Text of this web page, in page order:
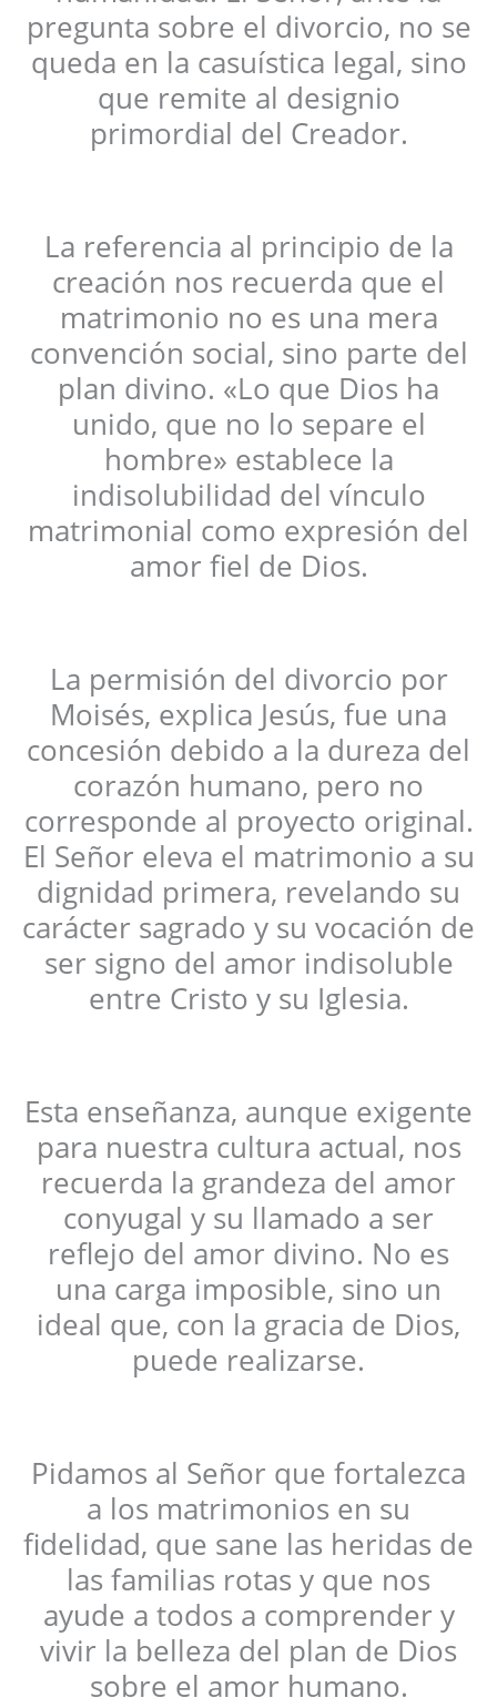
pregunta sobre el divorcio, no se
queda en la casuística legal, sino
que remite al designio
primordial del Creador.
La referencia al principio de la
creación nos recuerda que el
matrimonio no es una mera
convención social, sino parte del
plan divino. «Lo que Dios ha
unido, que no lo separe el
hombre» establece la
indisolubilidad del vínculo
matrimonial como expresión del
amor fiel de Dios.
La permisión del divorcio por
Moisés, explica Jesús, fue una
concesión debido a la dureza del
corazón humano, pero no
corresponde al proyecto original.
El Señor eleva el matrimonio a su
dignidad primera, revelando su
carácter sagrado y su vocación de
ser signo del amor indisoluble
entre Cristo y su Iglesia.
Esta enseñanza, aunque exigente
para nuestra cultura actual, nos
recuerda la grandeza del amor
conyugal y su llamado a ser
reflejo del amor divino. No es
una carga imposible, sino un
ideal que, con la gracia de Dios,
puede realizarse.
Pidamos al Señor que fortalezca
a los matrimonios en su
fidelidad, que sane las heridas de
las familias rotas y que nos
ayude a todos a comprender y
vivir la belleza del plan de Dios
sobre el amor humano.